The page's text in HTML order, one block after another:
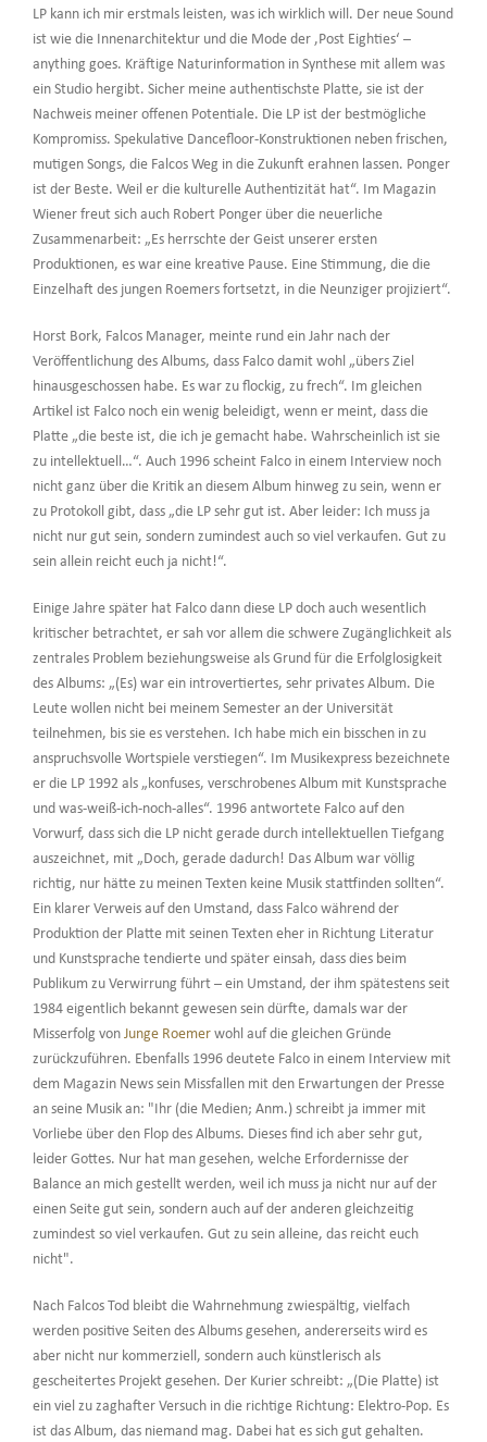
LP kann ich mir erstmals leisten, was ich wirklich will. Der neue Sound
ist wie die Innenarchitektur und die Mode der ‚Post Eighties‘ –
anything goes. Kräftige Naturinformation in Synthese mit allem was
ein Studio hergibt. Sicher meine authentischste Platte, sie ist der
Nachweis meiner offenen Potentiale. Die LP ist der bestmögliche
Kompromiss. Spekulative Dancefloor-Konstruktionen neben frischen,
mutigen Songs, die Falcos Weg in die Zukunft erahnen lassen. Ponger
ist der Beste. Weil er die kulturelle Authentizität hat“. Im Magazin
Wiener freut sich auch Robert Ponger über die neuerliche
Zusammenarbeit: „Es herrschte der Geist unserer ersten
Produktionen, es war eine kreative Pause. Eine Stimmung, die die
Einzelhaft des jungen Roemers fortsetzt, in die Neunziger projiziert“.
Horst Bork, Falcos Manager, meinte rund ein Jahr nach der
Veröffentlichung des Albums, dass Falco damit wohl „übers Ziel
hinausgeschossen habe. Es war zu flockig, zu frech“. Im gleichen
Artikel ist Falco noch ein wenig beleidigt, wenn er meint, dass die
Platte „die beste ist, die ich je gemacht habe. Wahrscheinlich ist sie
zu intellektuell…“. Auch 1996 scheint Falco in einem Interview noch
nicht ganz über die Kritik an diesem Album hinweg zu sein, wenn er
zu Protokoll gibt, dass „die LP sehr gut ist. Aber leider: Ich muss ja
nicht nur gut sein, sondern zumindest auch so viel verkaufen. Gut zu
sein allein reicht euch ja nicht!“.
Einige Jahre später hat Falco dann diese LP doch auch wesentlich
kritischer betrachtet, er sah vor allem die schwere Zugänglichkeit als
zentrales Problem beziehungsweise als Grund für die Erfolglosigkeit
des Albums: „(Es) war ein introvertiertes, sehr privates Album. Die
Leute wollen nicht bei meinem Semester an der Universität
teilnehmen, bis sie es verstehen. Ich habe mich ein bisschen in zu
anspruchsvolle Wortspiele verstiegen“. Im Musikexpress bezeichnete
er die LP 1992 als „konfuses, verschrobenes Album mit Kunstsprache
und was-weiß-ich-noch-alles“. 1996 antwortete Falco auf den
Vorwurf, dass sich die LP nicht gerade durch intellektuellen Tiefgang
auszeichnet, mit „Doch, gerade dadurch! Das Album war völlig
richtig, nur hätte zu meinen Texten keine Musik stattfinden sollten“.
Ein klarer Verweis auf den Umstand, dass Falco während der
Produktion der Platte mit seinen Texten eher in Richtung Literatur
und Kunstsprache tendierte und später einsah, dass dies beim
Publikum zu Verwirrung führt – ein Umstand, der ihm spätestens seit
1984 eigentlich bekannt gewesen sein dürfte, damals war der
Misserfolg von Junge Roemerwohl auf die gleichen Gründe
zurückzuführen. Ebenfalls 1996 deutete Falco in einem Interview mit
dem Magazin News sein Missfallen mit den Erwartungen der Presse
an seine Musik an: "Ihr (die Medien; Anm.) schreibt ja immer mit
Vorliebe über den Flop des Albums. Dieses find ich aber sehr gut,
leider Gottes. Nur hat man gesehen, welche Erfordernisse der
Balance an mich gestellt werden, weil ich muss ja nicht nur auf der
einen Seite gut sein, sondern auch auf der anderen gleichzeitig
zumindest so viel verkaufen. Gut zu sein alleine, das reicht euch
nicht".
Nach Falcos Tod bleibt die Wahrnehmung zwiespältig, vielfach
werden positive Seiten des Albums gesehen, andererseits wird es
aber nicht nur kommerziell, sondern auch künstlerisch als
gescheitertes Projekt gesehen. Der Kurier schreibt: „(Die Platte) ist
ein viel zu zaghafter Versuch in die richtige Richtung: Elektro-Pop. Es
ist das Album, das niemand mag. Dabei hat es sich gut gehalten.